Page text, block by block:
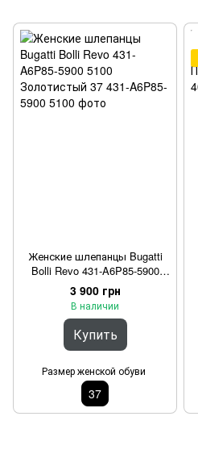
Женские шлепанцы Bugatti
Bolli Revo 431-A6P85-5900
5100 Золотистый 37
3 900 грн
В наличии
Купить
Размер женской обуви
37